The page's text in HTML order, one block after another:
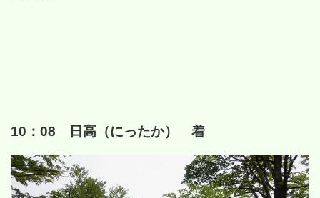
10：08 日高（にったか） 着